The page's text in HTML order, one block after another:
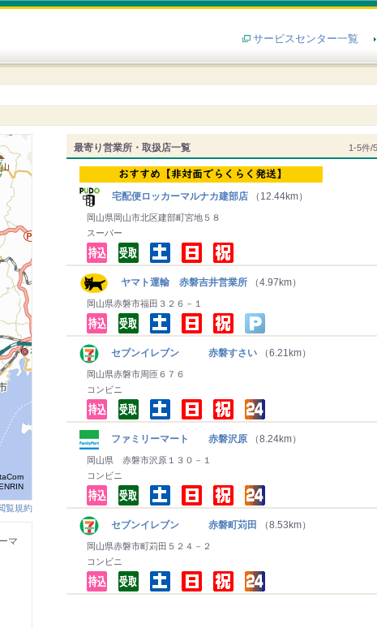
サービスセンター一覧
最寄り営業所・取扱店一覧 1-5件
宅配便ロッカーマルナカ建部店 （12.44km）
岡山県岡山市北区建部町宮地５８
スーパー
ヤマト運輸 赤磐吉井営業所 （4.97km）
岡山県赤磐市福田３２６－１
セブンイレブン 赤磐すさい （6.21km）
岡山県赤磐市周匝６７６
コンビニ
ファミリーマート 赤磐沢原 （8.24km）
岡山県 赤磐市沢原１３０－１
コンビニ
セブンイレブン 赤磐町苅田 （8.53km）
岡山県赤磐市町苅田５２４－２
コンビニ
覧規約
マ